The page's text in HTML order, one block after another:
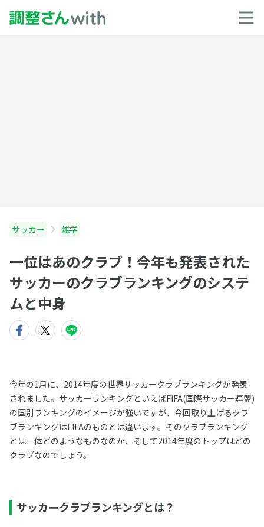
サッカー 雑学
一位はあのクラブ！今年も発表された
サッカーのクラブランキングのシステ
ムと中身
今年の1月に、2014年度の世界サッカークラブランキングが発表
されました。サッカーランキングといえばFIFA(国際サッカー連盟)
の国別ランキングのイメージが強いですが、今回取り上げるクラ
ブランキングはFIFAのものとは違います。そのクラブランキング
とは一体どのようなものなのか、そして2014年度のトップはどの
クラブなのでしょう。
サッカークラブランキングとは？